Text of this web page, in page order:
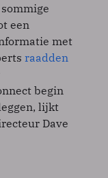
een
met
raadden
begin
lijkt
Dave